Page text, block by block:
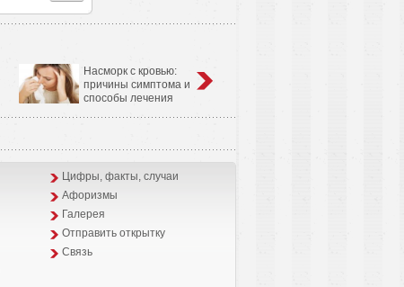
Насморк с кровью:
причины симптома и
способы лечения
Цифры, факты, случаи
Афоризмы
Галерея
Отправить открытку
Связь